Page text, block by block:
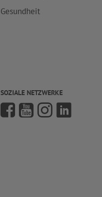
Gesundheit
SOZIALE NETZWERKE